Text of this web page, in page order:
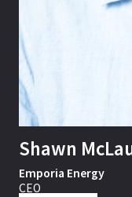
Shawn
Emporia Energy
CEO